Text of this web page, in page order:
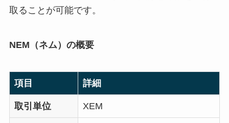
取ることが可能です。
NEM（ネム）の概要
項目 詳細
取引単位 XEM